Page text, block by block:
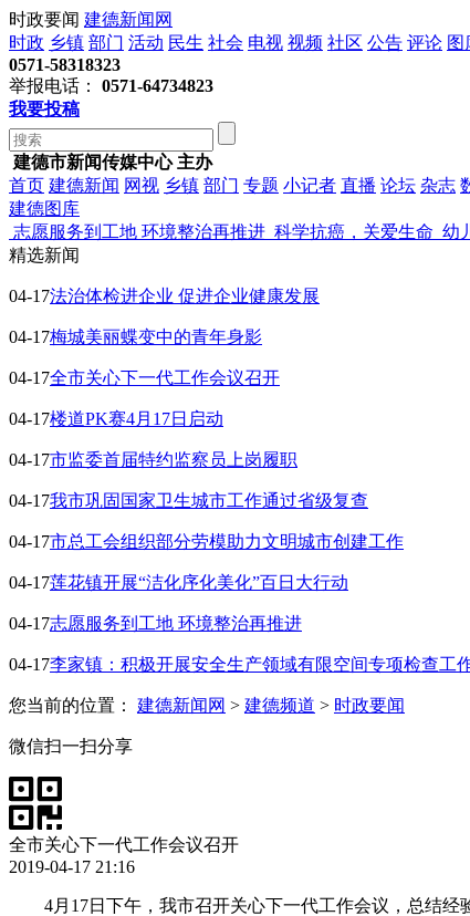
时政要闻 建德新闻网
时政 乡镇 部门 活动 民生 社会 电视 视频 社区 公告 评论 图
0571-58318323
举报电话：
0571-64734823
我要投稿
建德市新闻传媒中心 主办
首页 建德新闻 网视 乡镇 部门 专题 小记者 直播 论坛 杂志
建德图库
志愿服务到工地 环境整治再推进 科学抗癌，关爱生命 幼
精选新闻
04-17法治体检进企业 促进企业健康发展
04-17梅城美丽蝶变中的青年身影
04-17全市关心下一代工作会议召开
04-17楼道PK赛4月17日启动
04-17市监委首届特约监察员上岗履职
04-17我市巩固国家卫生城市工作通过省级复查
04-17市总工会组织部分劳模助力文明城市创建工作
04-17莲花镇开展“洁化序化美化”百日大行动
04-17志愿服务到工地 环境整治再推进
04-17李家镇：积极开展安全生产领域有限空间专项检查工
您当前的位置： 建德新闻网 > 建德频道 > 时政要闻
微信扫一扫分享
全市关心下一代工作会议召开
2019-04-17 21:16
4月17日下午，我市召开关心下一代工作会议，总结